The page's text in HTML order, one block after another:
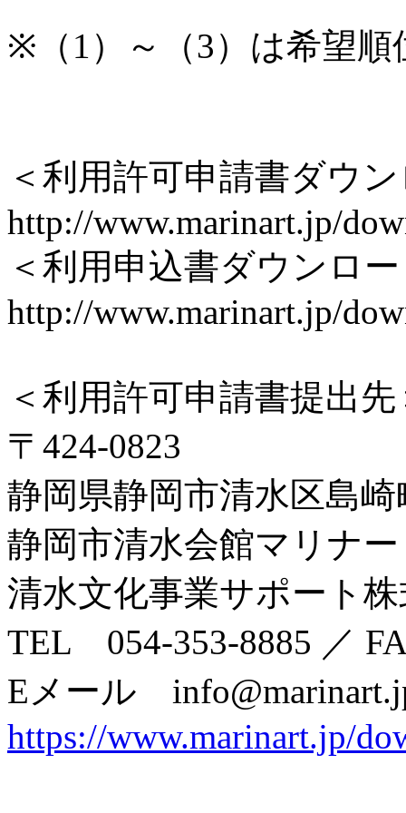
※（1）～（3）は希望順
＜利用許可申請書ダウ
http://www.marinart.jp/
＜利用申込書ダウンロ
http://www.marinart.jp/
＜利用許可申請書提出先
〒424-0823
静岡県静岡市清水区島
静岡市清水会館マリナ
清水文化事業サポート
TEL 054-353-8885 ／
Eメール
https://www.marinart.jp/